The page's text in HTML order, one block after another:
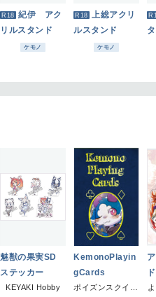
R18 紀伊 アク
リルスタンド
ケモノ
R18 上総アクリ
ルスタンド
ケモノ
魅獣の果実SD
ステッカー
KEYAKI Hobby
KemonoPlayin
gCards